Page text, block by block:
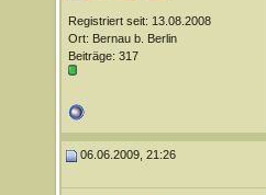
Registriert seit: 13.08.2008
Ort: Bernau b. Berlin
Beiträge: 317
06.06.2009, 21:26